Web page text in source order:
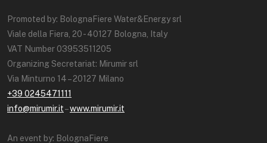
Promoted by: BolognaFiere Water&Energy srl
Viale della Fiera, 20 - 40127 Bologna, Italy
VAT Number 03953511205
Organizing Secretariat: Mirumir srl
Via Minturno 14 – 20127 Milano
+39 0245471111
info@mirumir.it–www.mirumir.it
An event by: BolognaFiere